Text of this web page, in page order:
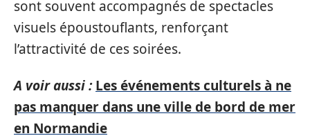
sont souvent accompagnés de spectacles
visuels époustouflants, renforçant
l’attractivité de ces soirées.
A voir aussi : Les événements culturels à ne
pas manquer dans une ville de bord de mer
en Normandie